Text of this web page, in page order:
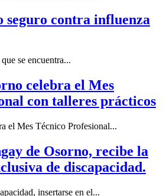
seguro contra influenza
se encuentra...
celebra el Mes
con talleres prácticos
el Mes Técnico Profesional...
de Osorno, recibe la
de discapacidad.
insertarse en el...